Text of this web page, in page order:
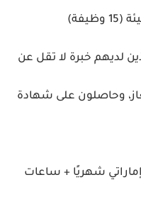
(15 وظيفة)
لديهم خبرة لا تقل عن
وحاصلون على شهادة
درهم إماراتي شهريًا + ساعات